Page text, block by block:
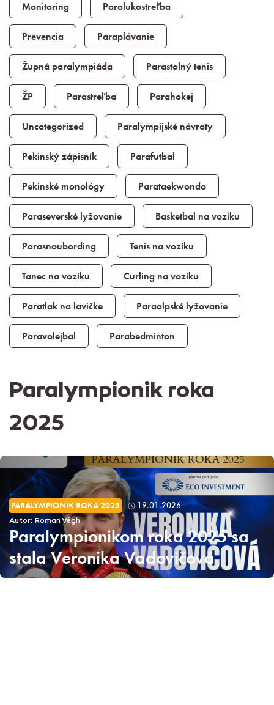
Monitoring Paralukostreľba
Prevencia Paraplávanie
Župná paralympiáda Parastolný tenis
ŽP Parastreľba Parahokej
Uncategorized Paralympijské návraty
Pekinský zápisník Parafutbal
Pekinské monológy Parataekwondo
Paraseverské lyžovanie Basketbal na vozíku
Parasnoubording Tenis na vozíku
Tanec na vozíku Curling na vozíku
Paratlak na lavičke Paraalpské lyžovanie
Paravolejbal Parabedminton
Paralympionik roka
2025
PARALYMPIONIK ROKA 2025 19.01.2026
Autor: Roman Végh
Paralympionikom roka 2025 sa
stala Veronika Vadovičová